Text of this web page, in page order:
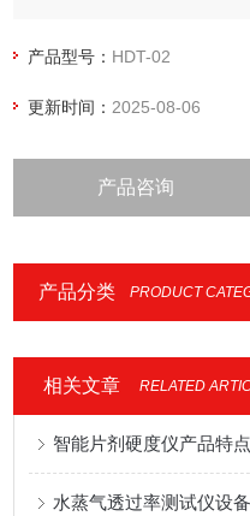
产品型号： HDT-02
更新时间： 2025-08-06
产品咨询
产品分类 PRODUCT
相关文章 RELATED
智能片剂硬度仪产品特